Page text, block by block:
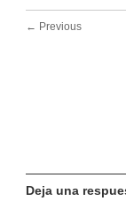
← Previous
Deja una